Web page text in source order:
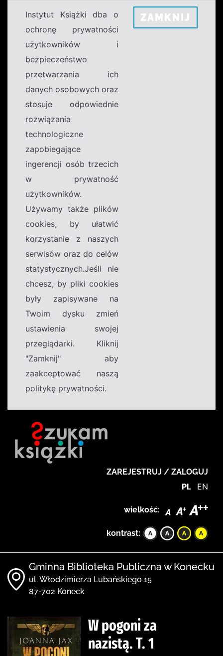
Instytut Książki dba o
ochronę prywatności
użytkowników i
bezpieczeństwo
przetwarzania ich
danych osobowych oraz
stosuje odpowiednie
rozwiązania
technologiczne
zapobiegające
ingerencji osób trzecich
w prywatność
użytkowników.
Używamy także plików
cookies, by ułatwić
korzystanie z naszych
serwisów oraz do celów
statystycznych.Jeśli nie
chcesz, by pliki cookies
były zapisywane na
Twoim dysku zmień
ustawienia swojej
przeglądarki. Kliknij
"Zamknij" aby
zaakceptować naszą
politykę prywatności.
ZAMKNIJ
ZAREJESTRUJ / ZALOGUJ
PL EN
wielkość:
kontrast:
Gminna Biblioteka Publiczna w Konecku
ul. Włodzimierza Lubańskiego 15
87-702 Koneck
W pogoni za
nazistą. T. 1